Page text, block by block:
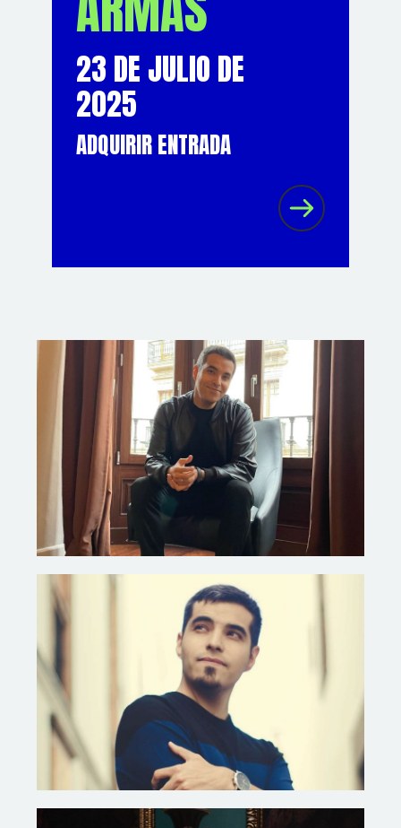
23 DE JULIO DE
2025
ADQUIRIR ENTRADA